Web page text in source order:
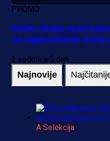
PROMO
Veliko finale pred
za najprestižniji trofej
2 sedmica 5 dan
Najnovije
A Selekcija